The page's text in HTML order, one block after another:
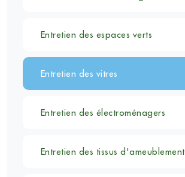
Entretien des espaces verts
Entretien des vitres
Entretien des électroménagers
Entretien des tissus d'ameublement